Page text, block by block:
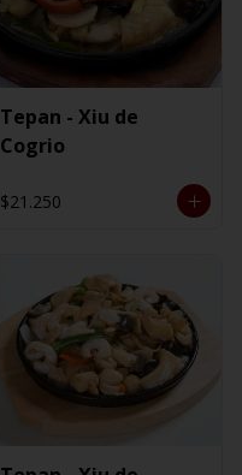
Tepan - Xiu de
Cogrio
$21.250